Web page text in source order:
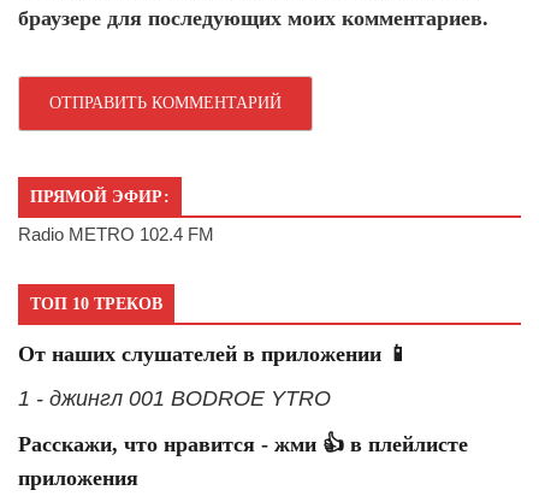
браузере для последующих моих комментариев.
ПРЯМОЙ ЭФИР:
Radio METRO 102.4 FM
ТОП 10 ТРЕКОВ
От наших слушателей в приложении 📱
1 - джингл 001 BODROE YTRO
Расскажи, что нравится - жми 👍 в плейлисте
приложения